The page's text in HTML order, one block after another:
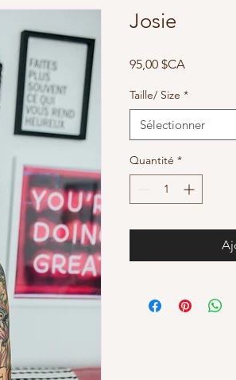
Josie
95,00 $CAPrix
Taille/ Size *
Sélectionner
Quantité *